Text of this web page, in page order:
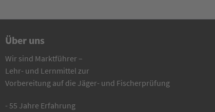
Über uns
Wir sind Marktführer –
Lehr- und Lernmittel zur
Vorbereitung auf die Jäger- und Fischerprüfung
- 55 Jahre Erfahrung